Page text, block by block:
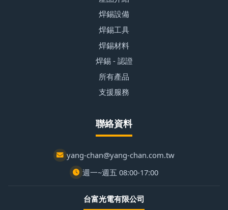
焊錫設備
焊錫工具
焊錫材料
焊錫 - 認證
所有產品
支援服務
聯絡資料
yang-chan@yang-chan.com.tw
週一~週五 08:00-17:00
台富光電有限公司